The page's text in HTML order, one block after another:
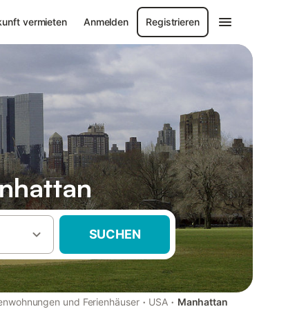
vermieten Anmelden Registrieren
SUCHEN
und Ferienhäuser · USA · Manhattan